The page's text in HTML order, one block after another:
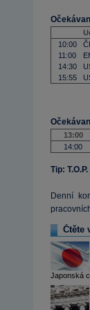
10:00
11:00
14:30
15:55
13:00
14:00
Tip:
Denní
Čtěte
Japonská